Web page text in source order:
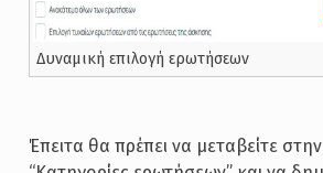
Δυναμική επιλογή ερωτήσεων
Έπειτα θα πρέπει να μεταβείτε